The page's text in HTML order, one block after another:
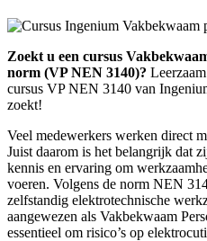
Zoekt u een cursus
norm (VP NEN 3140)?
cursus VP NEN 3140 van
zoekt!
Veel medewerkers werken direct
Juist daarom is het belangrijk dat
kennis en ervaring om
voeren. Volgens de norm NEN
zelfstandig elektrotechnische
aangewezen als Vakbekwaam
essentieel om risico’s op